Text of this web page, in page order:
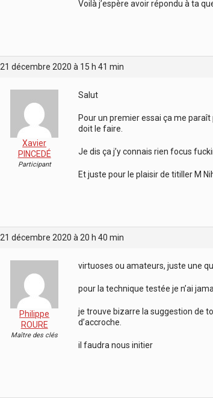
Voilà j’espère avoir répondu à ta
21 décembre 2020 à 15 h 41 min
Xavier
PINCEDÉ
Participant
Salut
Pour un premier essai ça me
doit le faire.
Je dis ça j’y connais rien focus
Et juste pour le plaisir de titiller M
21 décembre 2020 à 20 h 40 min
Philippe
ROURE
Maître des clés
virtuoses ou amateurs, juste une
pour la technique testée je n’ai
je trouve bizarre la suggestion de
d’accroche.
il faudra nous initier